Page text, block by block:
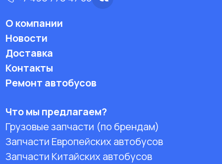
О компании
Новости
Доставка
Контакты
Ремонт автобусов
Что мы предлагаем?
Грузовые запчасти (по брендам)
Запчасти Европейских автобусов
Запчасти Китайских автобусов